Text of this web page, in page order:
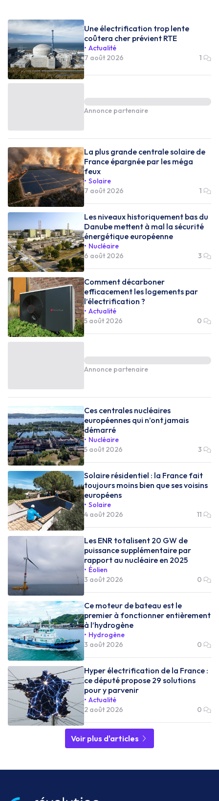
Une électrification trop lente
coûtera cher prévient RTE
Actualité
7 août 2026
1
Annonce partenaire
La plus grande centrale solaire de
France épargnée par les méga
feux
Solaire
7 août 2026
1
Les niveaux historiquement bas du
Danube mettent à mal la sécurité
énergétique européenne
Nucléaire
6 août 2026
3
Comment décarboner
efficacement les logements par
l’électrification ?
Actualité
5 août 2026
0
Annonce partenaire
Ces centrales nucléaires
européennes qui n’ont jamais
démarré
Nucléaire
5 août 2026
3
Solaire résidentiel : la France fait
toujours moins bien que ses voisins
européens
Solaire
4 août 2026
11
Les ENR totalisent 20 GW de
puissance supplémentaire par
rapport au nucléaire en 2025
Éolien
3 août 2026
0
Ce moteur de bateau est le
premier à fonctionner entièrement
à l’hydrogène
Hydrogène
3 août 2026
0
Hyper électrification de la France :
ce député propose 29 solutions
pour y parvenir
Actualité
2 août 2026
0
Voir plus d'articles